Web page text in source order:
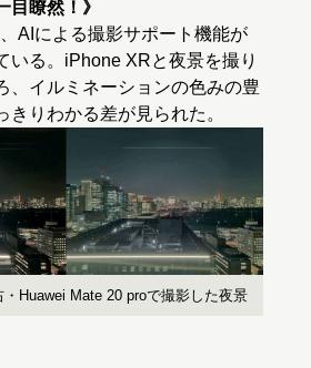
目瞭然！》
AIによる撮影サポート機能が
いる。iPhone XRと夜景を撮り
、イルミネーションの色みの豊
Huawei Mate 20 proで撮影した夜景